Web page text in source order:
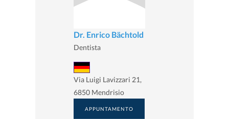
Dr. Enrico Bächtold
Dentista
Via Luigi Lavizzari 21,
6850 Mendrisio
APPUNTAMENTO